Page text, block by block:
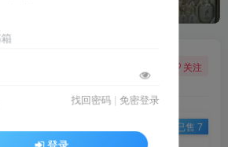
关注
已售 7
找回密码 |免密登录